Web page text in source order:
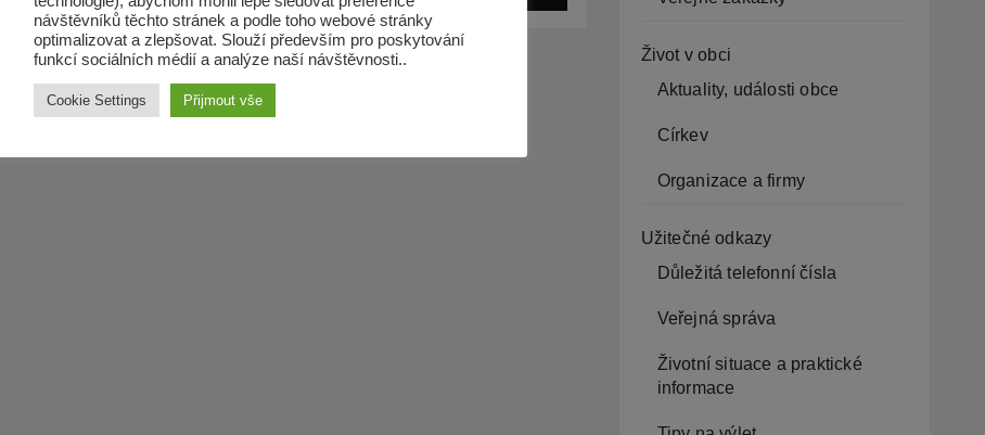
Život v obci
Aktuality, události obce
Církev
Organizace a firmy
Užitečné odkazy
Důležitá telefonní čísla
Veřejná správa
Životní situace a praktické
informace
návštěvníků těchto stránek a podle toho webové stránky
optimalizovat a zlepšovat. Slouží především pro poskytování
funkcí sociálních médií a analýze naší návštěvnosti..
Cookie Settings Přijmout vše